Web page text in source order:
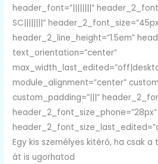
header_font=”||||||||”
SC||||||||”
header_2_line_height=”1.5em”
text_orientation=”center”
module_alignment=”center”
custom_padding=”|||”
header_2_font_size_phone=”28px”
Egy kis személyes kitérő, ha csak
át is ugorhatod